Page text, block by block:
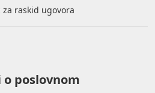
za raskid ugovora
o poslovnom